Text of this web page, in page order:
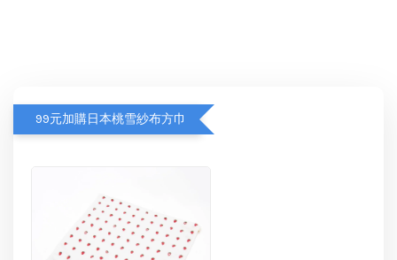
99元加購日本桃雪紗布方巾